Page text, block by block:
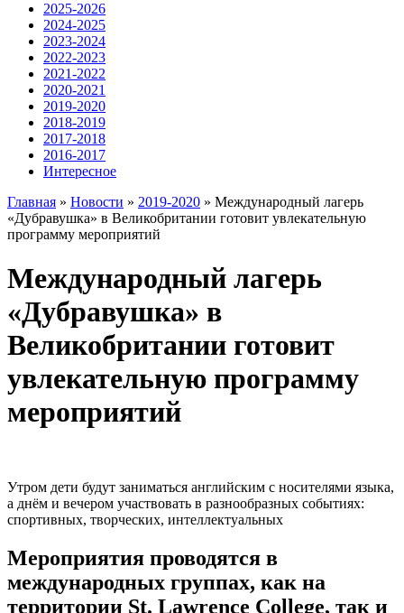
2025-2026
2024-2025
2023-2024
2022-2023
2021-2022
2020-2021
2019-2020
2018-2019
2017-2018
2016-2017
Интересное
Главная » Новости » 2019-2020 » Международный лагерь
«Дубравушка» в Великобритании готовит увлекательную
программу мероприятий
Международный лагерь
«Дубравушка» в
Великобритании готовит
увлекательную программу
мероприятий
Утром дети будут заниматься английским с носителями языка,
а днём и вечером участвовать в разнообразных событиях:
спортивных, творческих, интеллектуальных
Мероприятия проводятся в
международных группах, как на
территории St. Lawrence College, так и